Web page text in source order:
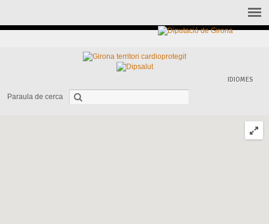
IDIOMES
Paraula de cerca